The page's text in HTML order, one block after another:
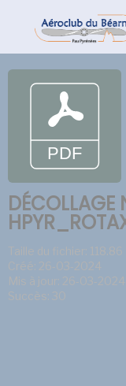
DÉCOLLAGE
Taille du fichier: 118.86
Créé: 26-03-2024
Mis à jour: 26-03-2024
Succès: 30